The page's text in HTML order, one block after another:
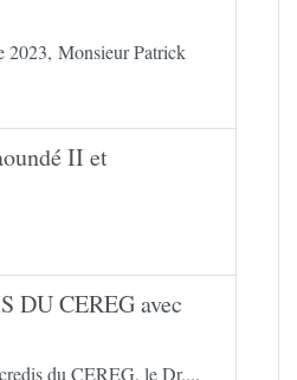
2023, Monsieur Patrick
II et
DU CEREG avec
du CEREG, le Dr....